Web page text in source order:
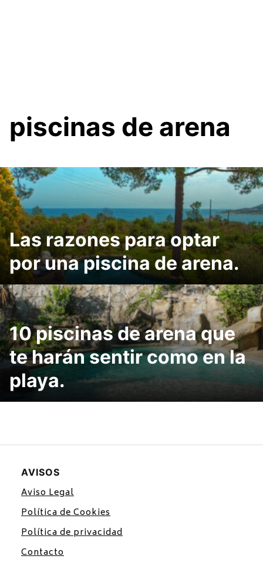
piscinas de arena
Las razones para optar
por una piscina de arena.
10 piscinas de arena que
te harán sentir como en la
playa.
AVISOS
Aviso Legal
Política de Cookies
Política de privacidad
Contacto